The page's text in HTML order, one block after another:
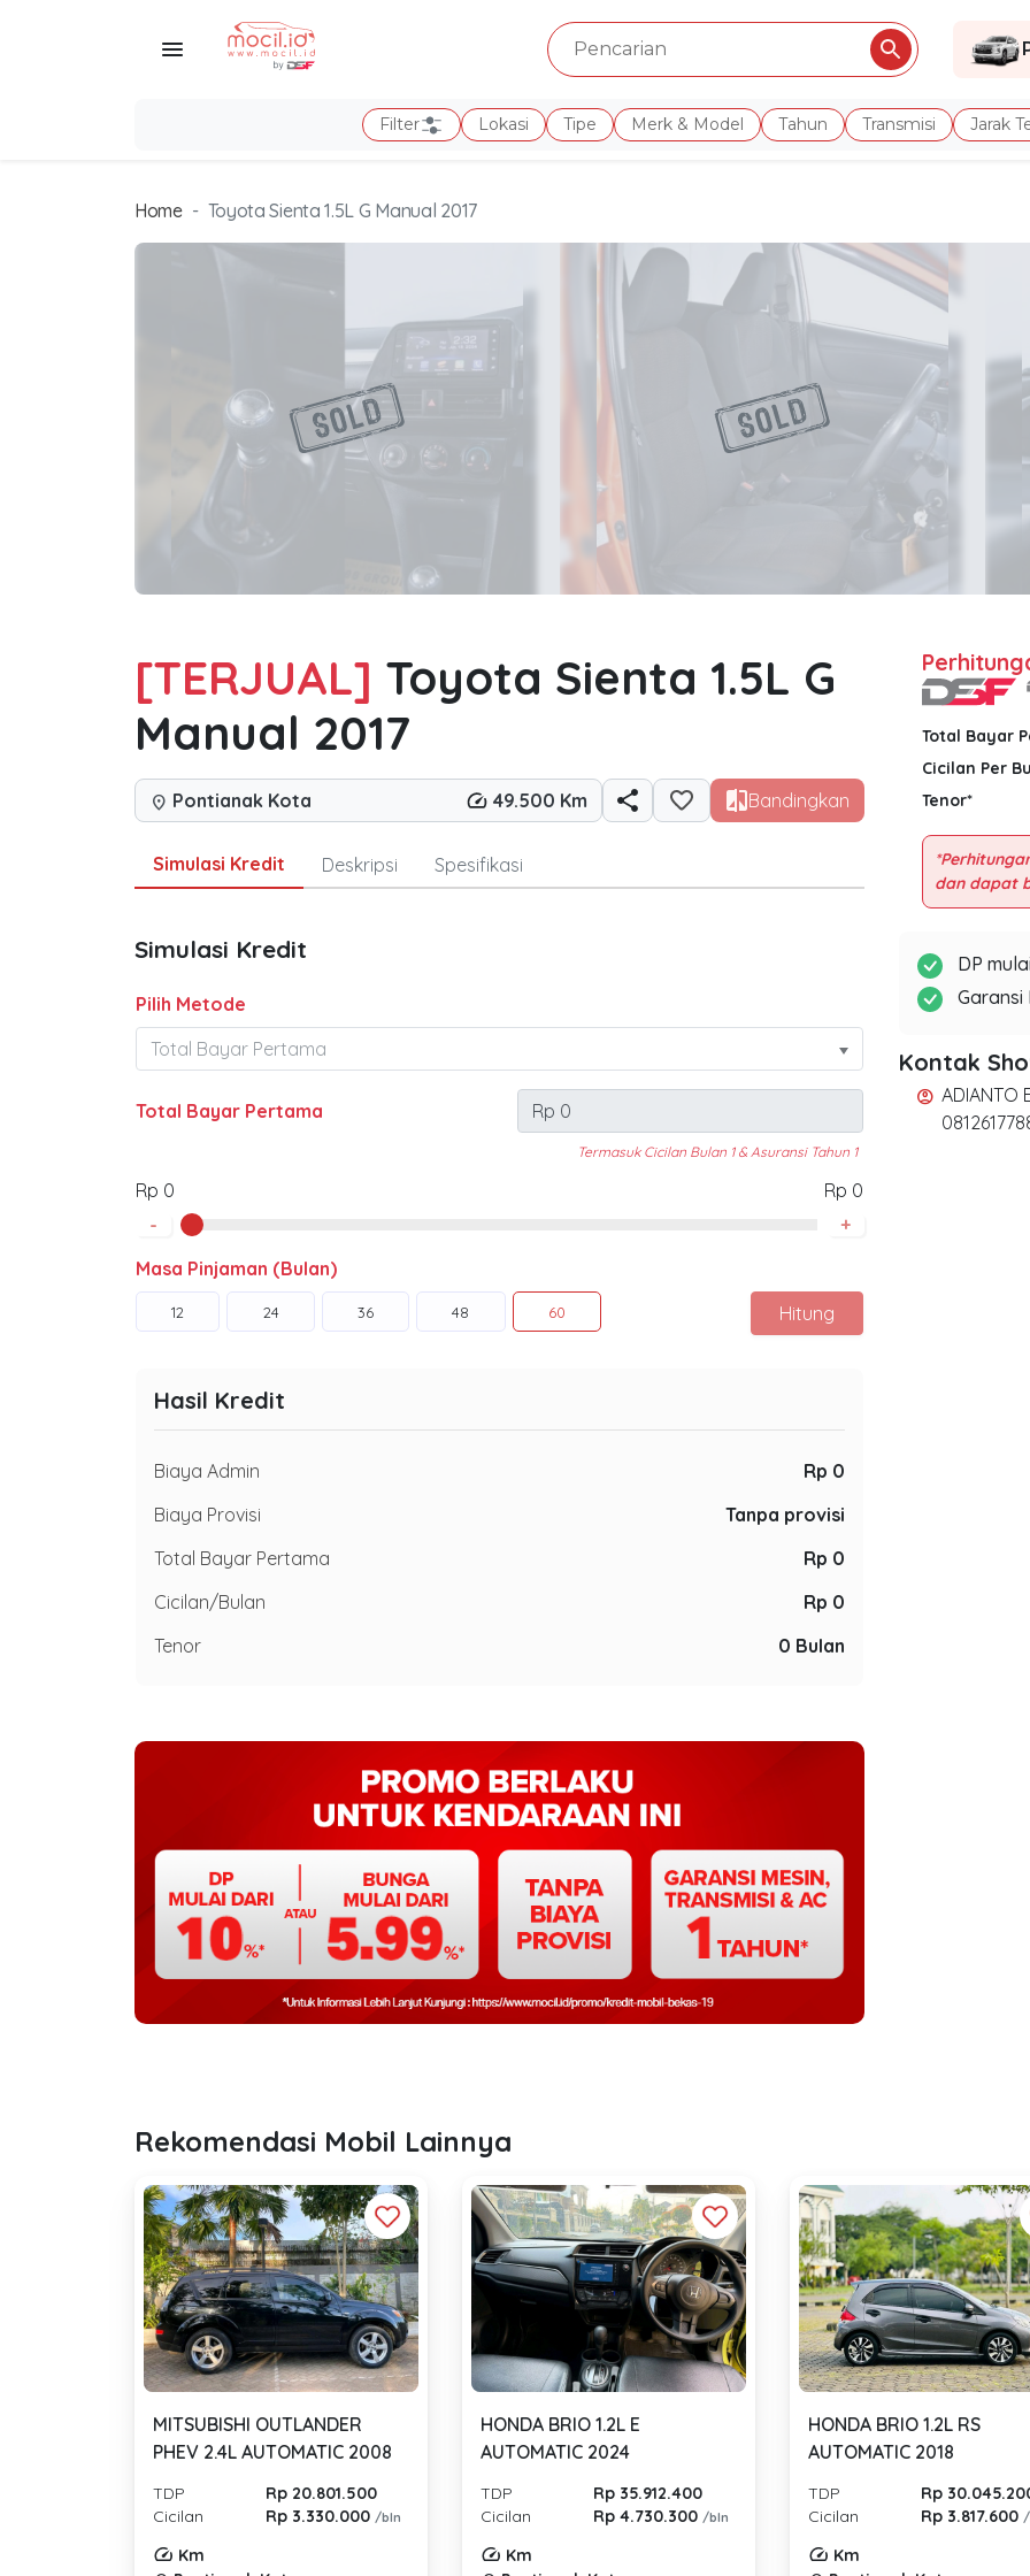
Filter Lokasi Tipe Merk & Model Tahun Transmisi Jarak
Home Toyota Sienta 1.5L G Manual 2017
[TERJUAL] Toyota Sienta 1.5L G
Manual 2017
location_on Pontianak Kota 49.500 Km Bandingkan
Simulasi Kredit Deskripsi Spesifikasi
Simulasi Kredit
Pilih Metode
Total Bayar Pertama
Termasuk Cicilan Bulan 1 & Asuransi Tahun 1
Rp 0
Rp 0
-
+
Masa Pinjaman (Bulan)
12 24 36 48 60 Hitung
Hasil Kredit
Biaya Admin
Rp 0
Biaya Provisi
Tanpa provisi
Total Bayar Pertama
Rp 0
Cicilan/Bulan
Rp 0
Tenor
0 Bulan
Total Bayar
Cicilan Per
Tenor*
DP
Garansi
Kontak
account_circle ADIANTO
Rekomendasi Mobil Lainnya
MITSUBISHI OUTLANDER
PHEV 2.4L AUTOMATIC 2008
TDP
Rp 20.801.500
Cicilan
Rp 3.330.000 /bln
Km
HONDA BRIO 1.2L E
AUTOMATIC 2024
TDP
Rp 35.912.400
Cicilan
Rp 4.730.300 /bln
Km
HONDA BRIO 1.2L RS
AUTOMATIC 2018
TDP
Rp
Cicilan
Rp 3.817.600
Km